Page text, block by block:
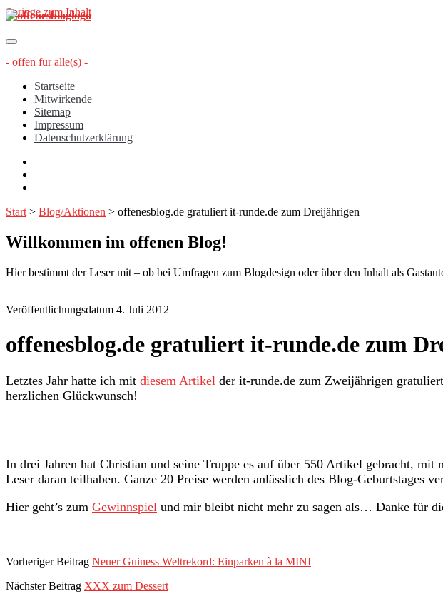
Springe zum Inhalt
offenesblog.de
- offen für alle(s) -
Startseite
Mitwirkende
Sitemap
Impressum
Datenschutzerklärung
Start > Blog/Aktionen > offenesblog.de gratuliert it-runde.de zum Dreijährigen
Willkommen im offenen Blog!
Hier bestimmt der Leser mit – ob bei Umfragen zum Blogdesign oder über den Inhalt als
Veröffentlichungsdatum 4. Juli 2012
offenesblog.de gratuliert it-runde.de zum
Letztes Jahr hatte ich mit diesem Artikel der it-runde.de zum Zweijährigen
herzlichen Glückwunsch!
In drei Jahren hat Christian und seine Truppe es auf über 550 Artikel gebracht,
Leser daran teilhaben. Ganze 20 Preise werden anlässlich des Blog-Geburtstages
Hier geht’s zum Gewinnspiel und mir bleibt nicht mehr zu sagen als… Danke für
Vorheriger Beitrag Neuer Guiness Weltrekord: Einparken à la MINI
Nächster Beitrag XXX zum Dessert